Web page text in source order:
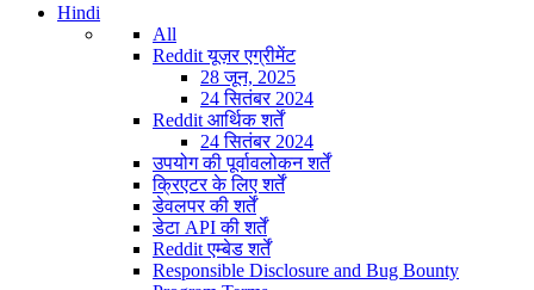
Hindi
All
Reddit यूज़र एग्रीमेंट
28 जून, 2025
24 सितंबर 2024
Reddit आर्थिक शर्तें
24 सितंबर 2024
उपयोग की पूर्वावलोकन शर्तें
क्रिएटर के लिए शर्तें
डेवलपर की शर्तें
डेटा API की शर्तें
Reddit एम्बेड शर्तें
Responsible Disclosure and Bug Bounty